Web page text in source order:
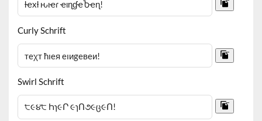
Curly Schrift
Swirl Schrift